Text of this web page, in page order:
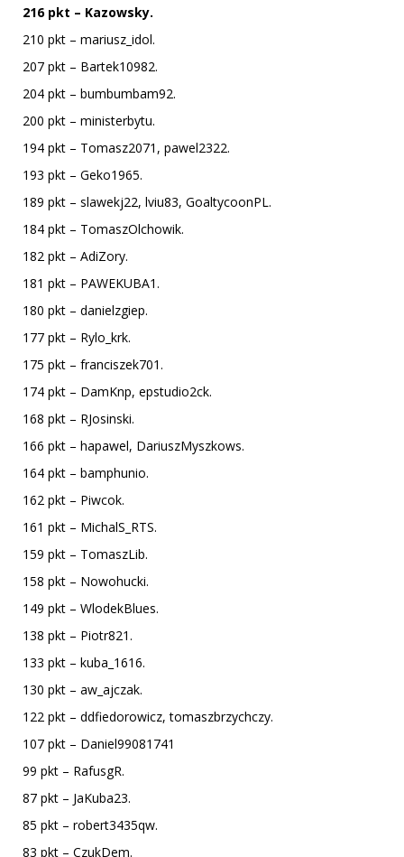
216 pkt – Kazowsky.
210 pkt – mariusz_idol.
207 pkt – Bartek10982.
204 pkt – bumbumbam92.
200 pkt – ministerbytu.
194 pkt – Tomasz2071, pawel2322.
193 pkt – Geko1965.
189 pkt – slawekj22, lviu83, GoaltycoonPL.
184 pkt – TomaszOlchowik.
182 pkt – AdiZory.
181 pkt – PAWEKUBA1.
180 pkt – danielzgiep.
177 pkt – Rylo_krk.
175 pkt – franciszek701.
174 pkt – DamKnp, epstudio2ck.
168 pkt – RJosinski.
166 pkt – hapawel, DariuszMyszkows.
164 pkt – bamphunio.
162 pkt – Piwcok.
161 pkt – MichalS_RTS.
159 pkt – TomaszLib.
158 pkt – Nowohucki.
149 pkt – WlodekBlues.
138 pkt – Piotr821.
133 pkt – kuba_1616.
130 pkt – aw_ajczak.
122 pkt – ddfiedorowicz, tomaszbrzychczy.
107 pkt – Daniel99081741
99 pkt – RafusgR.
87 pkt – JaKuba23.
85 pkt – robert3435qw.
83 pkt – CzukDem.